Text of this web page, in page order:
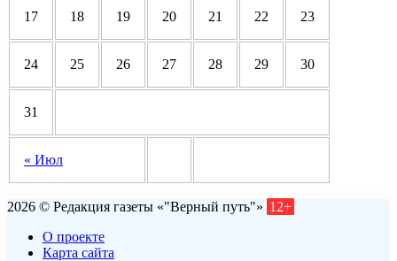
« Июл
17 18 19 20 21 22 23
24 25 26 27 28 29 30
31
2026 © Редакция газеты «"Верный путь"» 12+
О проекте
Карта сайта